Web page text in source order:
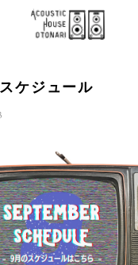
ケジュール